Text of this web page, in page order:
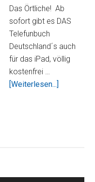
Das Örtliche! Ab
sofort gibt es DAS
Telefunbuch
Deutschland´s auch
für das iPad, völlig
kostenfrei …
[Weiterlesen...]